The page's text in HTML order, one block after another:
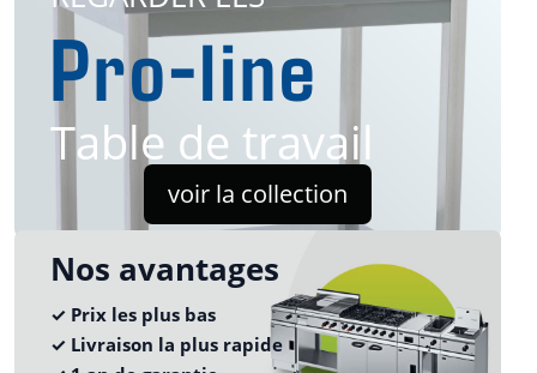
Pro-line
Table de travail
voir la collection
Nos avantages
✓ Prix les plus bas
✓ Livraison la plus rapide